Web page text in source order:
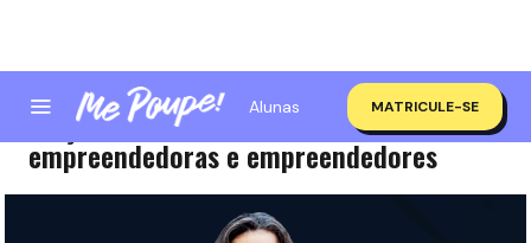
Alunas MATRICULE-SE
7 lições da Nathalia Arcuri para
empreendedoras e empreendedores